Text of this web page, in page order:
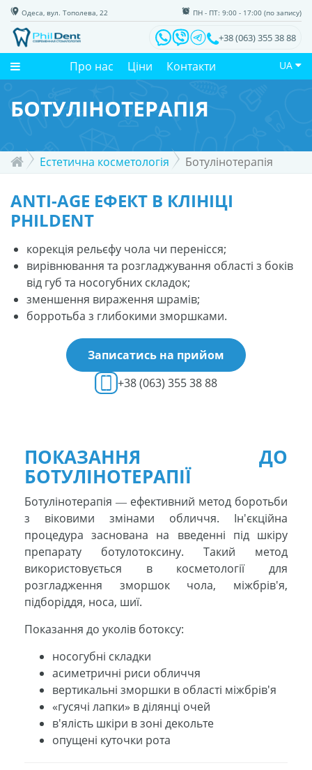
Одеса, вул. Тополева, 22 ПН - ПТ: 9:00 - 17:00 (по запису)
+38 (063) 355 38 88
Про нас Ціни Контакти UA
БОТУЛІНОТЕРАПІЯ
Естетична косметологія Ботулінотерапія
ANTI-AGE ЕФЕКТ В КЛІНІЦІ
PHILDENT
корекція рельєфу чола чи перенісся;
вирівнювання та розгладжування області з боків
від губ та носогубних складок;
зменшення вираження шрамів;
борротьба з глибокими зморшками.
Записатись на прийом
+38 (063) 355 38 88
ПОКАЗАННЯ ДО
БОТУЛІНОТЕРАПІЇ
Ботулінотерапія ― ефективний метод боротьби
з віковими змінами обличчя. Ін'єкційна
процедура заснована на введенні під шкіру
препарату ботулотоксину. Такий метод
використовується в косметології для
розгладження зморшок чола, міжбрів'я,
підборіддя, носа, шиї.
Показання до уколів ботоксу:
носогубні складки
асиметричні риси обличчя
вертикальні зморшки в області міжбрів'я
«гусячі лапки» в ділянці очей
в'ялість шкіри в зоні декольте
опущені куточки рота